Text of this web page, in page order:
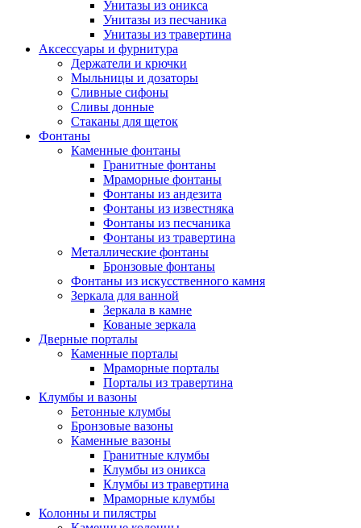
Унитазы из оникса
Унитазы из песчаника
Унитазы из травертина
Аксессуары и фурнитура
Держатели и крючки
Мыльницы и дозаторы
Сливные сифоны
Сливы донные
Стаканы для щеток
Фонтаны
Каменные фонтаны
Гранитные фонтаны
Мраморные фонтаны
Фонтаны из андезита
Фонтаны из известняка
Фонтаны из песчаника
Фонтаны из травертина
Металлические фонтаны
Бронзовые фонтаны
Фонтаны из искусственного камня
Зеркала для ванной
Зеркала в камне
Кованые зеркала
Дверные порталы
Каменные порталы
Мраморные порталы
Порталы из травертина
Клумбы и вазоны
Бетонные клумбы
Бронзовые вазоны
Каменные вазоны
Гранитные клумбы
Клумбы из оникса
Клумбы из травертина
Мраморные клумбы
Колонны и пилястры